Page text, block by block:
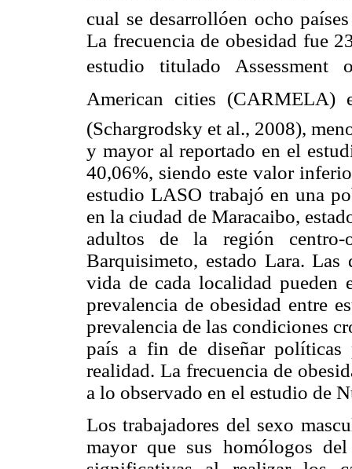
cual se desarrollóen ocho
La frecuencia de obesidad fue
estudio titulado
American cities
(Schargrodsky et al., 2008),
y mayor al reportado en el
40,06%, siendo este valor
estudio LASO trabajó en una
en la ciudad de Maracaibo,
adultos de la región
Barquisimeto, estado Lara.
vida de cada localidad pueden
prevalencia de obesidad entre
prevalencia de las condiciones
país a fin de diseñar políticas
realidad. La frecuencia de
a lo observado en el estudio de
Los trabajadores del sexo
mayor que sus homólogos